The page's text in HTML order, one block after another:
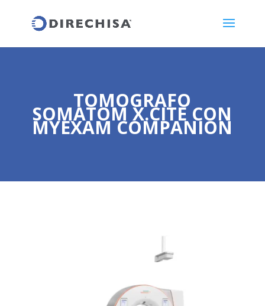
TOMOGRAFO
SOMATOM X.CITE CON
MYEXAM COMPANION